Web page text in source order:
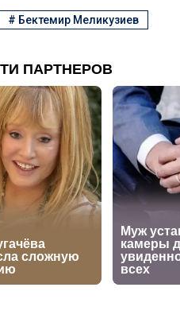
# Бектемир Меликузиев